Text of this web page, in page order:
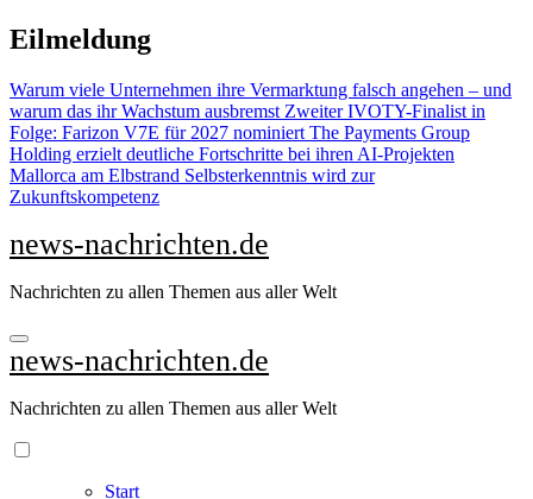
Zu
Inhalten
Eilmeldung
Warum viele Unternehmen ihre Vermarktung falsch angehen – und
warum das ihr Wachstum ausbremst Zweiter IVOTY-Finalist in
Folge: Farizon V7E für 2027 nominiert The Payments Group
Holding erzielt deutliche Fortschritte bei ihren AI-Projekten
Mallorca am Elbstrand Selbsterkenntnis wird zur
Zukunftskompetenz
news-nachrichten.de
Nachrichten zu allen Themen aus aller Welt
news-nachrichten.de
Nachrichten zu allen Themen aus aller Welt
Start